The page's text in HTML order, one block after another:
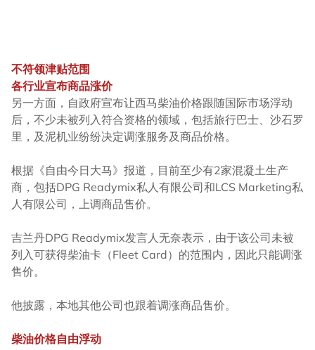
不符领津贴范围
各行业宣布商品涨价
另一方面，自政府宣布让西马柴油价格跟随国际市场浮动
后，不少未被列入符合资格的领域，包括旅行巴士、沙石罗
里，及泥机业纷纷决定调涨服务及商品价格。
根据《自由今日大马》报道，目前至少有2家混凝土生产
商，包括DPG Readymix私人有限公司和LCS Marketing私
人有限公司，上调商品售价。
吉兰丹DPG Readymix发言人无奈表示，由于该公司未被
列入可获得柴油卡（Fleet Card）的范围内，因此只能调涨
售价。
他披露，本地其他公司也跟着调涨商品售价。
柴油价格自由浮动